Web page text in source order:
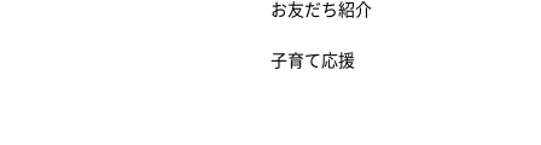
お友だち紹介
子育て応援